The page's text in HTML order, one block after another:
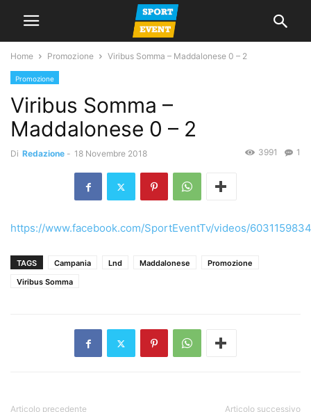
Home Promozione Viribus Somma – Maddalonese 0 – 2
Promozione
Viribus Somma –
Maddalonese 0 – 2
Di Redazione - 18 Novembre 2018 1
3991
https://www.facebook.com/SportEventTv/videos/
TAGS Campania Lnd Maddalonese
Promozione
Viribus Somma
Articolo precedente Articolo successivo